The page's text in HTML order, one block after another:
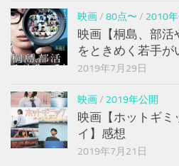
映画/ 80点〜 / 2010
映画【桐島、部活
をときめく若手が
2019年7月29日
映画/ 2019年公開
映画【ホットギミ
イ】感想
2019年7月21日